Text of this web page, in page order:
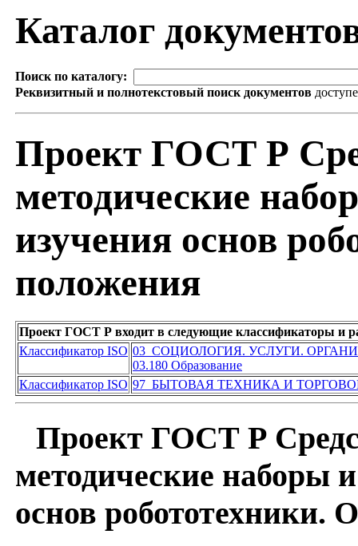
Каталог
Поиск по каталогу:
Реквизитный и полнотекстовый поиск документов
Проект ГОСТ Р
методические
изучения основ
положения
Проект ГОСТ Р входит в следующие классификаторы и
Классификатор ISO 03 СОЦИОЛОГИЯ. УСЛУГИ.
03.180 Образование
Классификатор ISO 97 БЫТОВАЯ ТЕХНИКА И
Проект ГОСТ Р
методические наборы
основ робототехники.